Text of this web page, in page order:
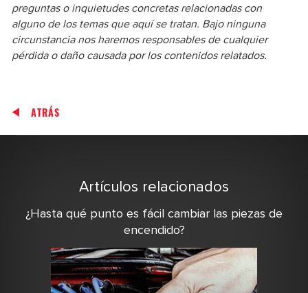
preguntas o inquietudes concretas relacionadas con
alguno de los temas que aquí se tratan. Bajo ninguna
circunstancia nos haremos responsables de cualquier
pérdida o daño causada por los contenidos relatados.
ATRÁS
Artículos relacionados
¿Hasta qué punto es fácil cambiar las piezas de
encendido?